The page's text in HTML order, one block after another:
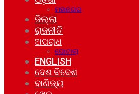
ମହାନଗର
ଜିଲ୍ଲା
ରାଜନୀତି
ଅପରାଧ
ଘୋଟାଲା
ENGLISH
ଦେଶ ବିଦେଶ
ବାଣିଜ୍ୟ